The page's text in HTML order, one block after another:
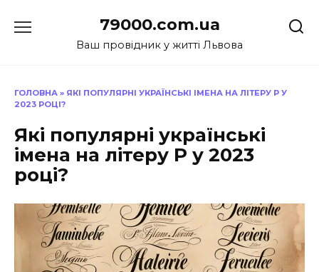
до
79000.com.ua
Ваш провідник у житті Львова
ГОЛОВНА » ЯКІ ПОПУЛЯРНІ УКРАЇНСЬКІ ІМЕНА НА ЛІТЕРУ Р У
2023 РОЦІ?
Які популярні українські
імена на літеру Р у 2023
році?